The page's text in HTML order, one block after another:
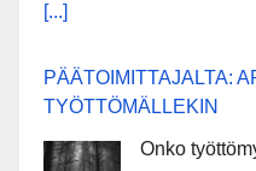
[...]
PÄÄTOIMITTAJALTA:
TYÖTTÖMÄLLEKIN
Onko